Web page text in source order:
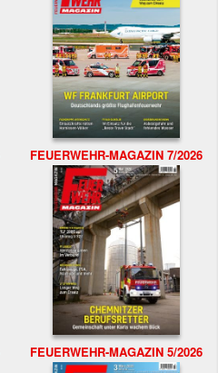
FEUERWEHR-MAGAZIN 7/2026
FEUERWEHR-MAGAZIN 5/2026